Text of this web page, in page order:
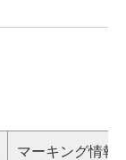
マーキング情報